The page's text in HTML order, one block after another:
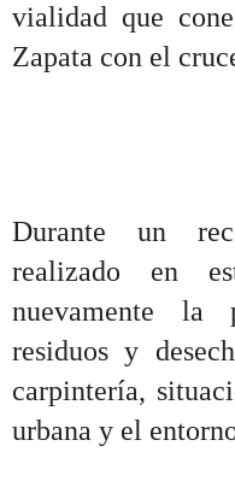
vialidad que
Zapata con el
Durante un
realizado en
nuevamente la
residuos y
carpintería,
urbana y el